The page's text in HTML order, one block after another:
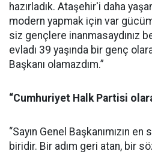
hazırladık. Ataşehir'i daha
modern yapmak için var
siz gençlere inanmasaydınız
evladı 39 yaşında bir genç
Başkanı olamazdım.”
“Cumhuriyet Halk Partisi
“Sayın Genel Başkanımızın
biridir. Bir adım geri atan, bir